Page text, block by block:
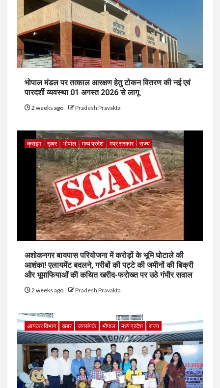
भोपाल मंडल पर तत्काल आरक्षण हेतु टोकन वितरण की नई एवं
पारदर्शी व्यवस्था 01 अगस्त 2026 से लागू
2 weeks ago Pradesh Pravakta
क्राइम ख़बर भोपाल मध्य प्रदेश मप्र सरकार राज्य
अशोकनगर बायपास परियोजना में करोड़ों के भूमि घोटाले की
आशंका! एलायमेंट बदलने, गरीबों की पट्टे की जमीनों की बिक्री
और भूमाफियाओं की कथित खरीद-फरोख्त पर उठे गंभीर सवाल
2 weeks ago Pradesh Pravakta
आयकर विभाग ख़बर जनसंपर्क भोपाल मध्य प्रदेश राज्य